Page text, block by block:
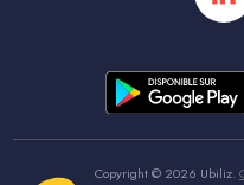
Copyright © 2026 Ubiliz.